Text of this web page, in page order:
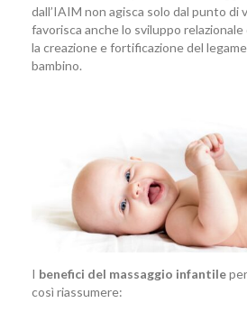
dall’IAIM non agisca solo dal punto di
favorisca anche lo sviluppo
la creazione e fortificazione del
bambino.
I benefici del massaggio infantile
così riassumere: